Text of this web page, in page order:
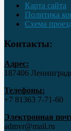
Карта сайта
Политика
Схема
Контакты:
Адрес:
187406
Телефоны:
+7 81363 7‑71-60
Электронная
admvr@mail.ru